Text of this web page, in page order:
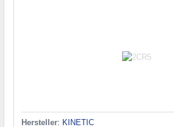
Hersteller: KINETIC